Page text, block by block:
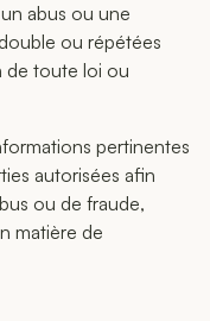
abus ou une
ou répétées
de toute loi ou
pertinentes
autorisées afin
ou de fraude,
matière de